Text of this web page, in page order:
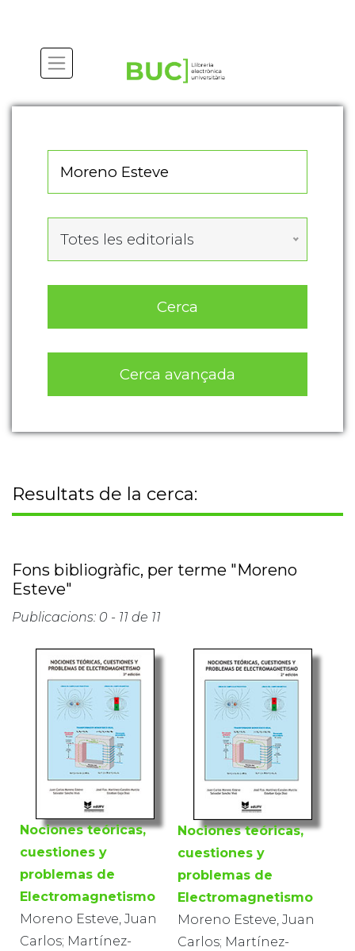
Totes les editorials
Cerca
Cerca avançada
Resultats de la cerca:
Fons bibliogràfic, per terme "Moreno
Esteve"
Publicacions: 0 - 11 de 11
Nociones teóricas,
cuestiones y
problemas de
Electromagnetismo
Moreno Esteve, Juan
Carlos; Martínez-
Nociones teóricas,
cuestiones y
problemas de
Electromagnetismo
Moreno Esteve, Juan
Carlos; Martínez-